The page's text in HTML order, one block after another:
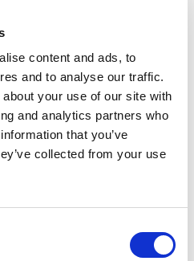
content and ads, to
and to analyse our traffic.
your use of our site with
and analytics partners who
that you’ve
collected from your use